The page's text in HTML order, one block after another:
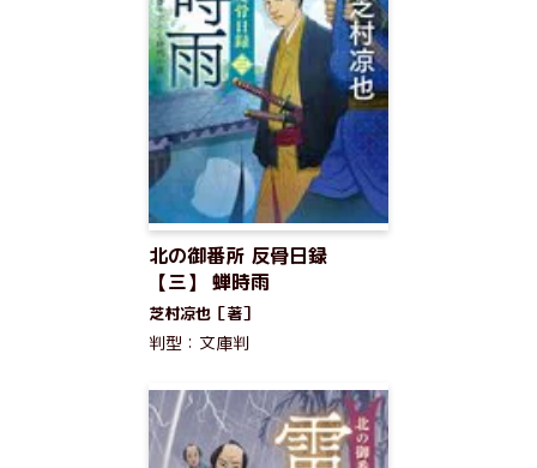
北の御番所 反骨日録
【三】 蝉時雨
芝村凉也［著］
判型：文庫判